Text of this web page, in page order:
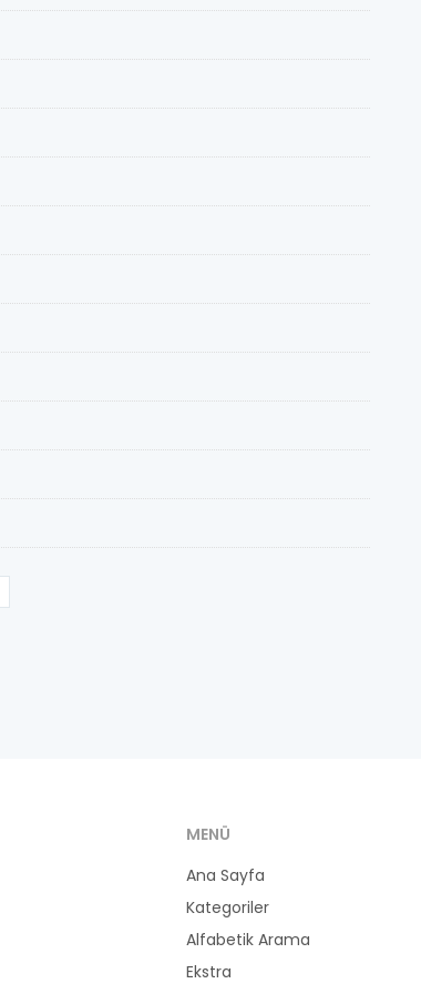
MENÜ
Ana Sayfa
Kategoriler
Alfabetik Arama
Ekstra